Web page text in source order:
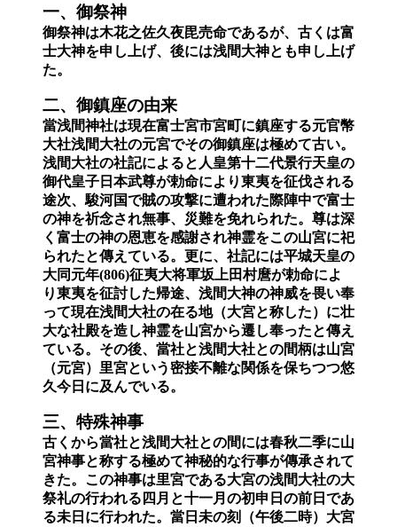
一、御祭神
御祭神は木花之佐久夜毘売命であるが、古くは富
士大神を申し上げ、後には浅間大神とも申し上げ
た。
二、御鎮座の由来
當浅間神社は現在富士宮市宮町に鎮座する元官幣
大社浅間大社の元宮でその御鎮座は極めて古い。
浅間大社の社記によると人皇第十二代景行天皇の
御代皇子日本武尊が勅命により東夷を征伐される
途次、駿河国で賊の攻撃に遭われた際陣中で富士
の神を祈念され無事、災難を免れられた。尊は深
く富士の神の恩恵を感謝され神霊をこの山宮に祀
られたと傳えている。更に、社記には平城天皇の
大同元年(806)征夷大将軍坂上田村麿が勅命によ
り東夷を征討した帰途、浅間大神の神威を畏い奉
って現在浅間大社の在る地（大宮と称した）に壮
大な社殿を造し神霊を山宮から遷し奉ったと傳え
ている。その後、當社と浅間大社との間柄は山宮
（元宮）里宮という密接不離な関係を保ちつつ悠
久今日に及んでいる。
三、特殊神事
古くから當社と浅間大社との間には春秋二季に山
宮神事と称する極めて神秘的な行事が傳承されて
きた。この神事は里宮である大宮の浅間大社の大
祭礼の行われる四月と十一月の初申日の前日であ
る未日に行われた。當日未の刻（午後二時）大宮